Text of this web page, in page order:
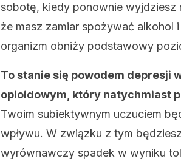
sobotę, kiedy ponownie wyjdziesz
że masz zamiar spożywać
organizm obniży podstawowy
To stanie się powodem depresji
opioidowym, który natychmiast
Twoim subiektywnym uczuciem
wpływu. W związku z tym
wyrównawczy spadek w wyniku